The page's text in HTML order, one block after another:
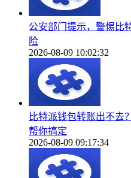
公安部门提示，警惕比
险
2026-08-09 10:02:32
比特派钱包转账出不去
帮你搞定
2026-08-09 09:17:34